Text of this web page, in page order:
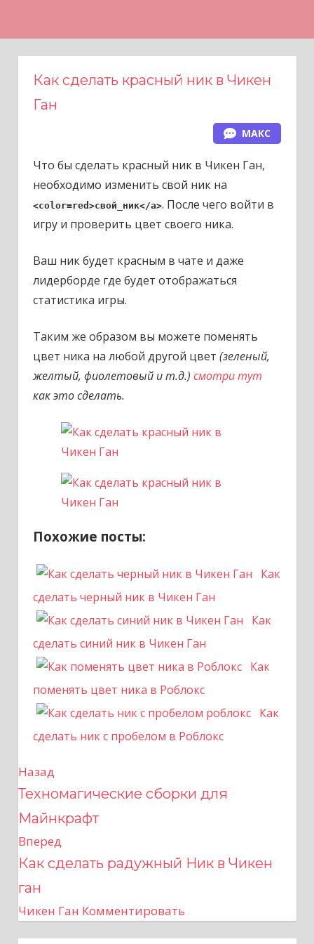
Как сделать красный ник в Чикен
Ган
МАКС
Что бы сделать красный ник в Чикен Ган,
необходимо изменить свой ник на
<color=red>свой_ник</a>. После чего войти в
игру и проверить цвет своего ника.
Ваш ник будет красным в чате и даже
лидерборде где будет отображаться
статистика игры.
Таким же образом вы можете поменять
цвет ника на любой другой цвет (зеленый,
желтый, фиолетовый и т.д.) смотри тут
как это сделать.
Похожие посты:
Как
сделать черный ник в Чикен Ган
Как
сделать синий ник в Чикен Ган
Как
поменять цвет ника в Роблокс
Как
сделать ник с пробелом в Роблокс
Н
а
в
и
г
Назад
Техномагические сборки для
Майнкрафт
Вперед
Как сделать радужный Ник в Чикен
ган
Чикен Ган Комментировать